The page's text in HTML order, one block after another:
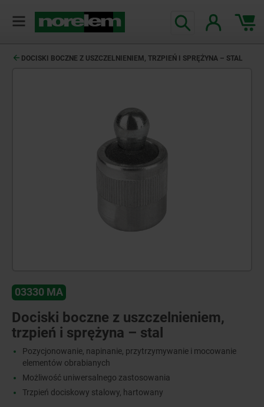
DOCISKI BOCZNE Z USZCZELNIENIEM, TRZPIEŃ I SPRĘŻYNA – STAL
03330 MA
Dociski boczne z uszczelnieniem,
trzpień i sprężyna – stal
Pozycjonowanie, napinanie, przytrzymywanie i mocowanie
elementów obrabianych
Możliwość uniwersalnego zastosowania
Trzpień dociskowy stalowy, hartowany